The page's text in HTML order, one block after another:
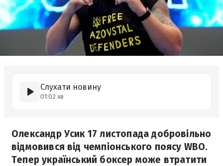
Слухати новину
01:02 хв
Олександр Усик 17 листопада добровільно
відмовився від чемпіонського поясу WBO.
Тепер український боксер може втратити